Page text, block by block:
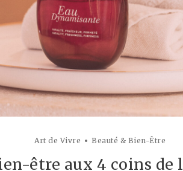
Art de Vivre Beauté & Bien-Être
être aux 4 coins de